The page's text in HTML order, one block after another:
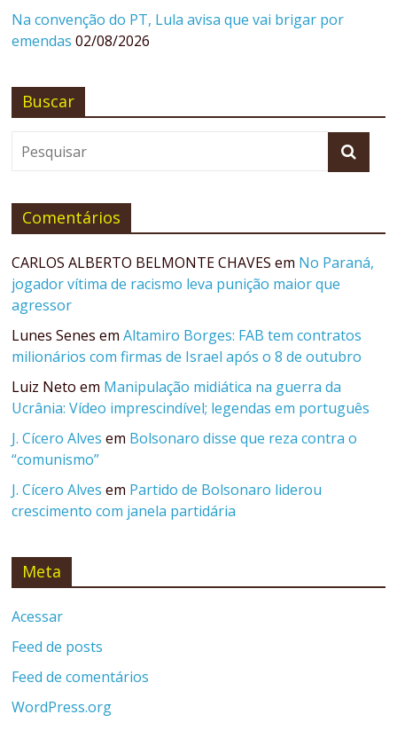
Na convenção do PT, Lula avisa que vai brigar por
emendas 02/08/2026
Buscar
Comentários
CARLOS ALBERTO BELMONTE CHAVES em No Paraná,
jogador vítima de racismo leva punição maior que
agressor
Lunes Senes emAltamiro Borges: FAB tem contratos
milionários com firmas de Israel após o 8 de outubro
Luiz Neto em Manipulação midiática na guerra da
Ucrânia: Vídeo imprescindível; legendas em português
J. Cícero Alves em Bolsonaro disse que reza contra o
“comunismo”
J. Cícero Alves em Partido de Bolsonaro liderou
crescimento com janela partidária
Meta
Acessar
Feed de posts
Feed de comentários
WordPress.org